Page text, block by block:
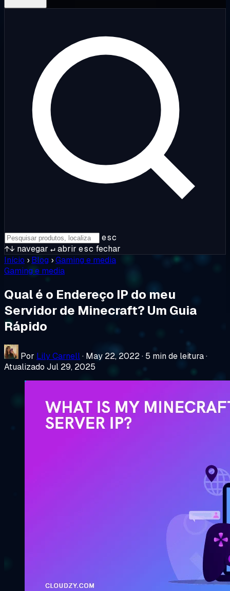
esc
↑↓ navegar ↵abrir esc fechar
Início › Blog ›Gaming e media
Gaming e media
Qual é o Endereço IP do meu
Servidor de Minecraft? Um Guia
Rápido
Por Lily Carnell· May 22, 2022· 5 min de leitura·
Atualizado Jul 29, 2025